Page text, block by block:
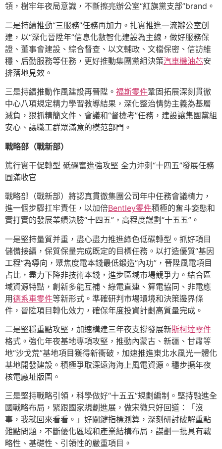
領，樹牢年夜局意識，不斷擦亮辦公室“紅旗黨支部”brand。
二是持續推動“三服務”任務再加力。扎實推進一流辦公室創
建，以“深化晉陞年”信息化數智化建設為主線，做好服務保
證、董事會建設、綜合督查、以文輔政、文檔保密、信訪維
穩、后勤服務等任務，更好推動集團黨組決策汽車機油芯安
排落地見效。
三是持續推動作風建設再晉陞。 福斯零件鞏固拓展深刻貫徹
中心八項規定精力學習教導結果，深化整治情勢主義為基層
減負，狠抓精簡文件、會議和“督檢考”任務，建設讓集團黨組
安心、讓職工群眾滿意的模范部門。
戰略部（戰新部）
篤行實干促轉型 砥礪奮進強攻堅 全力沖刺“十四五”發展任務
圓滿收官
戰略部（戰新部）將認真貫徹集團公司年中任務會議精力，
進一個步驟扛牢責任，以加倍Bentley零件積極的奮斗姿態和
實打實的發展業績決勝“十四五”，高程度謀劃“十五五”。
一是堅持量質并重，盡心盡力推進綠色低碳轉型。抓好項目
儲備接續，保質保量完成既定的目標任務。以打造優質“基因
工程”為導向，聚焦度電本錢最低鍛造“內功”，晉陞風電項目
占比，盡力下降非技術本錢，進步區域市場競爭力。結合區
域資源特點，創新多能互補、綠電直連、算電協同、非電應
用德系車零件等新形式。準確研判市場環境和決策邊界條
件，晉陞項目轉化效力，確保年度投資計劃高質量完成。
二是堅穩重點攻堅，加速構建三年夜支撐發展新斯柯達零件
格式。強化年夜基地專項攻堅，推動內蒙古、新疆、甘肅等
地“沙戈荒”基地項目獲得新衝破，加速推進東北水風光一體化
基地開發建設。積極爭取深遠海海上風電資源。穩步擴年夜
核電廠址版圖。
三是堅持戰略引領，科學做好“十五五”規劃編制。堅持融進全
國戰略布局，緊跟國家規劃進展，做宋微只好回道：「沒
事，我就回來看看。」好關鍵指標測算，深刻研討破解重點
難點問題，不斷優化區域和產業結構布局，謀劃一批具有戰
略性、基礎性、引領性的嚴重項目。